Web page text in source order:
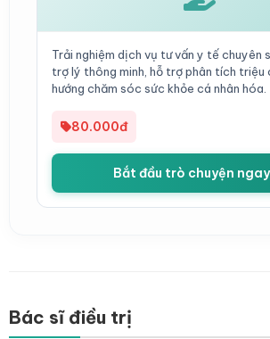
Trải nghiệm dịch vụ tư vấn y tế chuyên
trợ lý thông minh, hỗ trợ phân tích triệu
hướng chăm sóc sức khỏe cá nhân hóa.
80.000đ
Bắt đầu trò chuyện ngay
Bác sĩ điều trị